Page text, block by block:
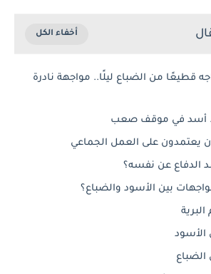
قطيعًا من الضباع ليلًا.. مواجهة نادرة
أسد في موقف صعب
يعتمدون على العمل الجماعي
الدفاع عن نفسه؟
بين الأسود والضباع؟
الأسود
الضباع